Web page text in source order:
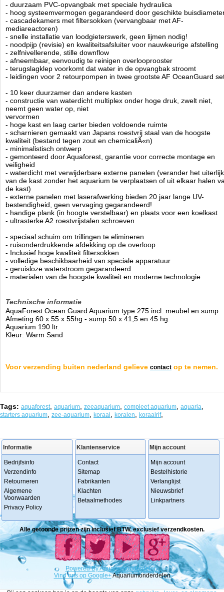
Technische informatie
AquaForest Ocean Guard Aquarium type 275 incl. meubel en sump
Afmeting 60 x 55 x 55hg - sump 50 x 41,5 en 45 hg.
Aquarium 190 ltr.
Kleur: Warm Sand
Voor verzending buiten nederland gelieve contact op te nemen.
Aquaforest
Manufactured by:
Aquaforest
Model:AF-275-WS
Product ID:
4.7140 1798.99 1798.99
20 Pre-Order New
- duurzaam PVC-opvangbak met speciale hydraulica
- hoog systeemvermogen gegarandeerd door geschikte
- cascadekamers met filtersokken (vervangbaar met AF-
mediareactoren)
- snelle installatie van loodgieterswerk, geen lijmen nodig!
- noodpijp (revisie) en kwaliteitsafsluiter voor nauwkeurige afstelling
- zelfnivellerende, stille downflow
- afneembaar, eenvoudig te reinigen overlooprooster
- terugslagklep voorkomt dat water in de opvangbak stroomt
- leidingen voor 2 retourpompen in twee grootste AF OceanGuard
- 10 keer duurzamer dan andere kasten
- constructie van waterdicht multiplex onder hoge druk, zwelt niet,
neemt geen water op, niet
vervormen
- hoge kast en laag carter bieden voldoende ruimte
- scharnieren gemaakt van Japans roestvrij staal van de hoogste
kwaliteit (bestand tegen zout en chemicaliÃ«n)
- minimalistisch ontwerp
- gemonteerd door Aquaforest, garantie voor correcte montage en
veiligheid
- waterdicht met verwijderbare externe panelen (verander het uiterlijk
van de kast zonder het aquarium te verplaatsen of uit elkaar halen
de kast)
- externe panelen met laserafwerking bieden 20 jaar lange UV-
bestendigheid, geen vervaging gegarandeerd!
- handige plank (in hoogte verstelbaar) en plaats voor een koelkast
- ultrasterke A2 roestvrijstalen schroeven
- speciaal schuim om trillingen te elimineren
- ruisonderdrukkende afdekking op de overloop
- Inclusief hoge kwaliteit filtersokken
- volledige beschikbaarheid van speciale apparatuur
- geruisloze waterstroom gegarandeerd
- materialen van de hoogste kwaliteit en moderne technologie
Technische informatie
AquaForest Ocean Guard Aquarium type 275 incl. meubel en sump
Afmeting 60 x 55 x 55hg - sump 50 x 41,5 en 45 hg.
Aquarium 190 ltr.
Kleur: Warm Sand
Voor verzending buiten nederland gelieve contact op te nemen.
Tags: aquaforest aquarium zeeaquarium compleet aquarium aquaria
starters aquarium zee-aquarium koraal koralen koraalrif,
Informatie
Bedrijfsinfo
Verzendinfo
Retourneren
Algemene
Voorwaarden
Privacy Policy
Klantenservice
Contact
Sitemap
Fabrikanten
Klachten
Betaalmethodes
Mijn account
Mijn account
Bestelhistorie
Verlanglijst
Nieuwsbrief
Linkpartners
Alle getoonde prijzen zijn inclusief BTW, exclusief verzendkosten.
PoweredByAquariumonderdelen.
Vind ons op Google+Aquariumonderdelen